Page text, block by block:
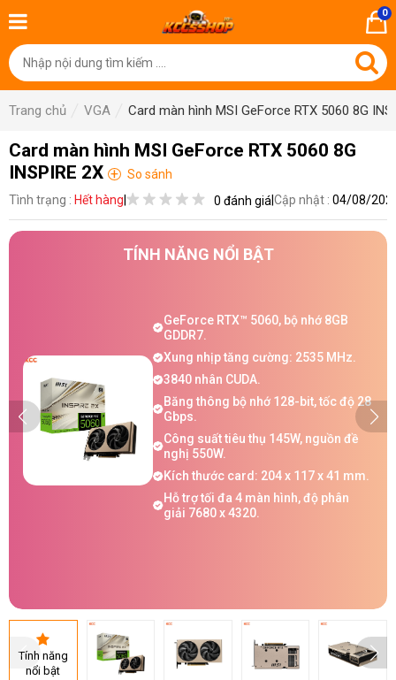
0
Trang chủ VGA Card màn hình MSI GeForce RTX 5060 8G
Card màn hình MSI GeForce RTX 5060 8G
INSPIRE 2X +
So sánh
Tình trạng : Hết hàng 0 đánh giá Cập nhật : 04/08/
TÍNH NĂNG NỔI BẬT
GeForce RTX™ 5060, bộ nhớ 8GB
GDDR7.
Xung nhịp tăng cường: 2535 MHz.
3840 nhân CUDA.
Băng thông bộ nhớ 128-bit, tốc độ 28
Gbps.
Công suất tiêu thụ 145W, nguồn đề
nghị 550W.
Kích thước card: 204 x 117 x 41 mm.
Hỗ trợ tối đa 4 màn hình, độ phân
giải 7680 x 4320.
Tính năng
nổi bật